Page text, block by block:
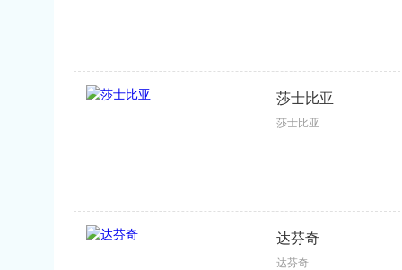
莎士比亚
莎士比亚...
达芬奇
达芬奇...